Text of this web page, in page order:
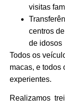
visitas
centros
de idosos
Todos os
macas, e todos
experientes.
Realizamos